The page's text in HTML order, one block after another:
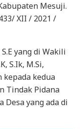
Mesuji.
XII / 2021 /
yang di Wakili
S.Ik, M.Si,
kedua
Tindak Pidana
Desa yang ada di